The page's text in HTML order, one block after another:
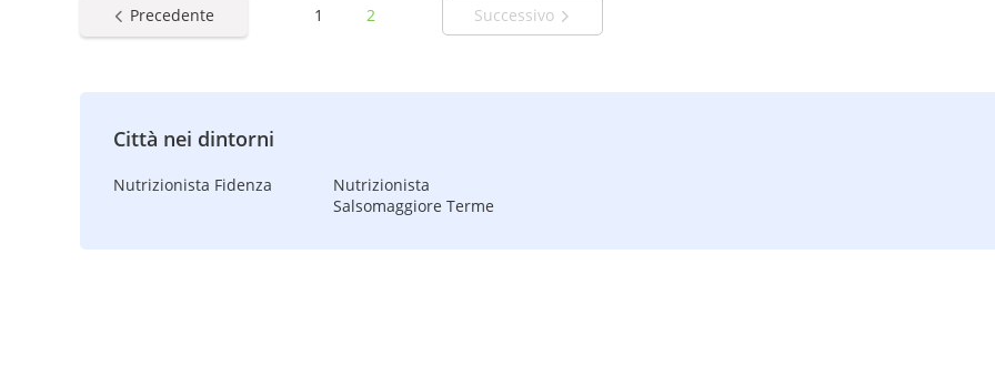
Precedente 1 2 Successivo
Città nei dintorni
Nutrizionista Fidenza
Nutrizionista
Salsomaggiore Terme